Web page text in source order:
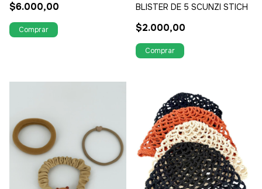
$6.000,00 BLISTER DE 5 SCUNZI STICH
$2.000,00